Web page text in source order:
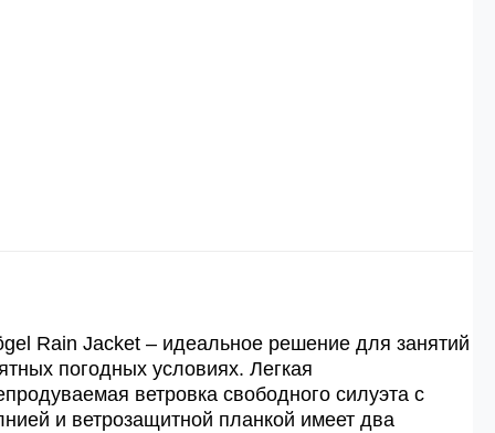
Rain Jacket – идеальное решение для занятий
погодных условиях. Легкая
ветровка свободного силуэта с
и ветрозащитной планкой имеет два